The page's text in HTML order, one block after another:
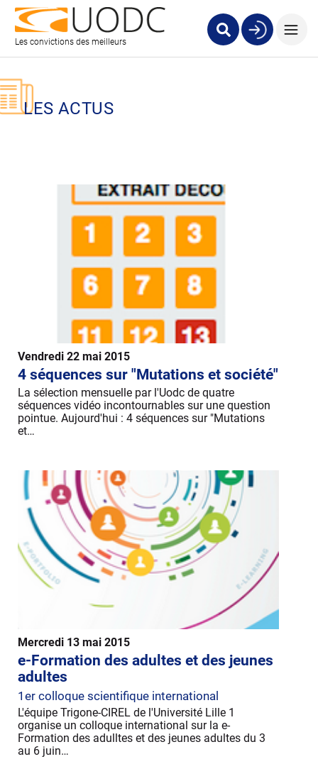
Les convictions des meilleurs
LES ACTUS
Vendredi 22 mai 2015
4 séquences sur "Mutations et société"
La sélection mensuelle par l'Uodc de quatre
séquences vidéo incontournables sur une question
pointue. Aujourd'hui : 4 séquences sur "Mutations
et…
Mercredi 13 mai 2015
e-Formation des adultes et des jeunes
adultes
1er colloque scientifique international
L'équipe Trigone-CIREL de l'Université Lille 1
organise un colloque international sur la e-
Formation des adulltes et des jeunes adultes du 3
au 6 juin…